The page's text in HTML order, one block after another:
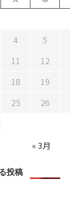
4 5
11 12
18 19
25 26
« 3月
投稿